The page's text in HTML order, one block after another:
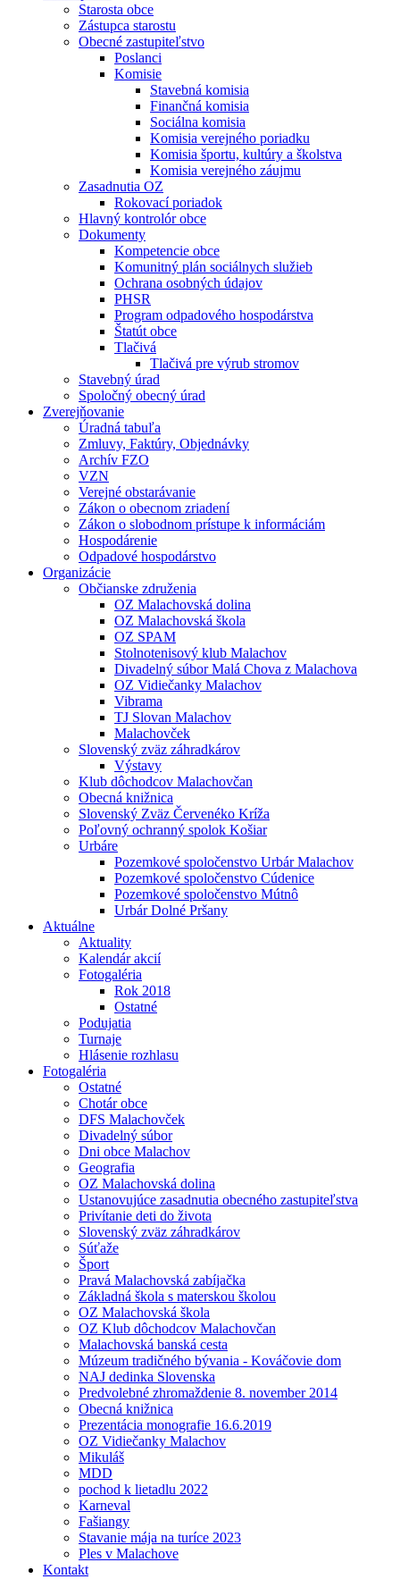
Starosta obce
Zástupca starostu
Obecné zastupiteľstvo
Poslanci
Komisie
Stavebná komisia
Finančná komisia
Sociálna komisia
Komisia verejného poriadku
Komisia športu, kultúry a školstva
Komisia verejného záujmu
Zasadnutia OZ
Rokovací poriadok
Hlavný kontrolór obce
Dokumenty
Kompetencie obce
Komunitný plán sociálnych služieb
Ochrana osobných údajov
PHSR
Program odpadového hospodárstva
Štatút obce
Tlačivá
Tlačivá pre výrub stromov
Stavebný úrad
Spoločný obecný úrad
Zverejňovanie
Úradná tabuľa
Zmluvy, Faktúry, Objednávky
Archív FZO
VZN
Verejné obstarávanie
Zákon o obecnom zriadení
Zákon o slobodnom prístupe k informáciám
Hospodárenie
Odpadové hospodárstvo
Organizácie
Občianske združenia
OZ Malachovská dolina
OZ Malachovská škola
OZ SPAM
Stolnotenisový klub Malachov
Divadelný súbor Malá Chova z Malachova
OZ Vidiečanky Malachov
Vibrama
TJ Slovan Malachov
Malachovček
Slovenský zväz záhradkárov
Výstavy
Klub dôchodcov Malachovčan
Obecná knižnica
Slovenský Zväz Červenéko Kríža
Poľovný ochranný spolok Košiar
Urbáre
Pozemkové spoločenstvo Urbár Malachov
Pozemkové spoločenstvo Cúdenice
Pozemkové spoločenstvo Mútnô
Urbár Dolné Pršany
Aktuálne
Aktuality
Kalendár akcií
Fotogaléria
Rok 2018
Ostatné
Podujatia
Turnaje
Hlásenie rozhlasu
Fotogaléria
Ostatné
Chotár obce
DFS Malachovček
Divadelný súbor
Dni obce Malachov
Geografia
OZ Malachovská dolina
Ustanovujúce zasadnutia obecného zastupiteľstva
Privítanie deti do života
Slovenský zväz záhradkárov
Súťaže
Šport
Pravá Malachovská zabíjačka
Základná škola s materskou školou
OZ Malachovská škola
OZ Klub dôchodcov Malachovčan
Malachovská banská cesta
Múzeum tradičného bývania - Kováčovie dom
NAJ dedinka Slovenska
Predvolebné zhromaždenie 8. november 2014
Obecná knižnica
Prezentácia monografie 16.6.2019
OZ Vidiečanky Malachov
Mikuláš
MDD
pochod k lietadlu 2022
Karneval
Fašiangy
Stavanie mája na turíce 2023
Ples v Malachove
Kontakt